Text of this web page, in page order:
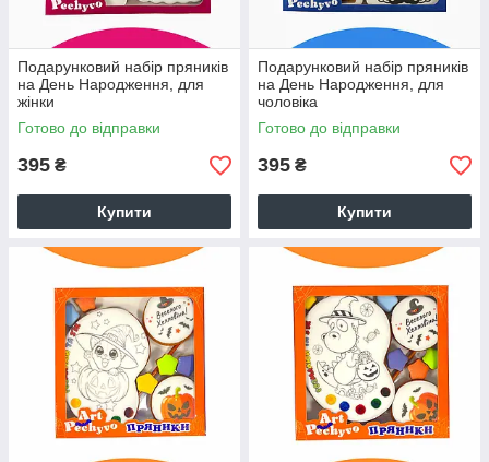
Подарунковий набір пряників
на День Народження, для
жінки
Готово до відправки
395 ₴
Купити
Подарунковий набір пряників
на День Народження, для
чоловіка
Готово до відправки
395 ₴
Купити